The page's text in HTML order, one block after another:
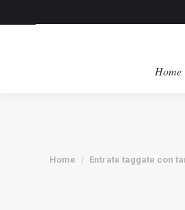
Home
Home Entrate taggate con